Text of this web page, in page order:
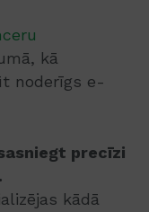
kā
noderīgs e-
precīzi
kādā